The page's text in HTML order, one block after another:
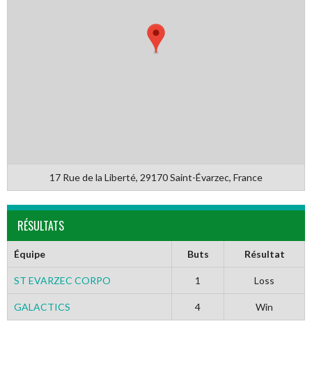
17 Rue de la Liberté, 29170 Saint-Évarzec, France
RÉSULTATS
Équipe Buts Résultat
ST EVARZEC CORPO 1 Loss
GALACTICS 4 Win